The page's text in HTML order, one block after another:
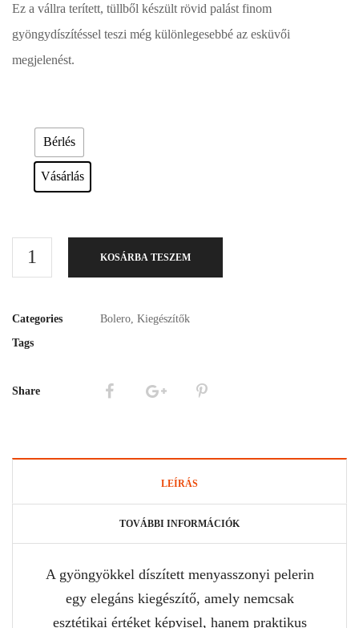
Ez a vállra terített, tüllből készült rövid palást finom
gyöngydíszítéssel teszi még különlegesebbé az esküvői
megjelenést.
Bérlés
Vásárlás
KOSÁRBA TESZEM
Categories Bolero Kiegészítők
Tags
Share
LEÍRÁS
TOVÁBBI INFORMÁCIÓK
A gyöngyökkel díszített menyasszonyi pelerin
egy elegáns kiegészítő, amely nemcsak
esztétikai értéket képvisel, hanem praktikus